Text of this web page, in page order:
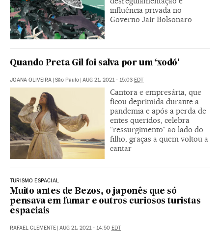
influência privada no
Governo Jair Bolsonaro
Quando Preta Gil foi salva por um ‘xodó'
JOANA OLIVEIRA São Paulo AUG 21, 2021 - 15:03 EDT
Cantora e empresária, que
ficou deprimida durante a
pandemia e após a perda de
entes queridos, celebra
“ressurgimento” ao lado do
filho, graças a quem voltou a
cantar
TURISMO ESPACIAL
Muito antes de Bezos, o japonês que só
pensava em fumar e outros curiosos turistas
espaciais
RAFAEL CLEMENTE AUG 21, 2021 - 14:50 EDT